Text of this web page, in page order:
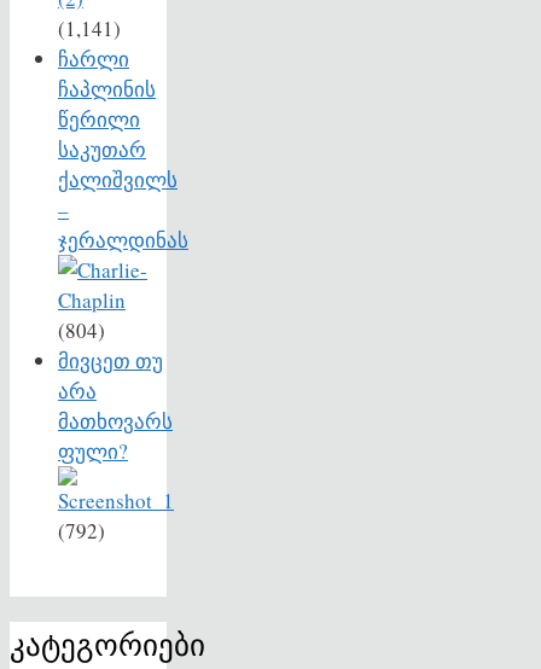
(1,141)
ჩარლი
ჩაპლინის
წერილი
საკუთარ
ქალიშვილს
–
ჯერალდინას
(804)
მივცეთ თუ
არა
მათხოვარს
ფული?
(792)
კატეგორიები